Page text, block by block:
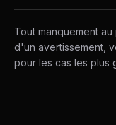
Tout manquement
d'un avertissement,
pour les cas les plus